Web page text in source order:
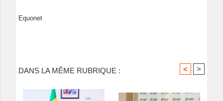
Equonet
DANS LA MÊME RUBRIQUE : < >